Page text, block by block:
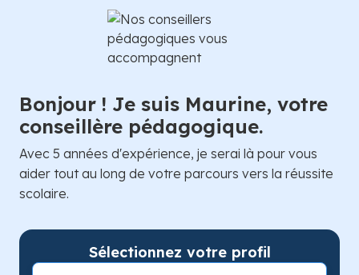
Bonjour ! Je suis Maurine, votre
conseillère pédagogique.
Avec 5 années d'expérience, je serai là pour vous
aider tout au long de votre parcours vers la réussite
scolaire.
Sélectionnez votre profil